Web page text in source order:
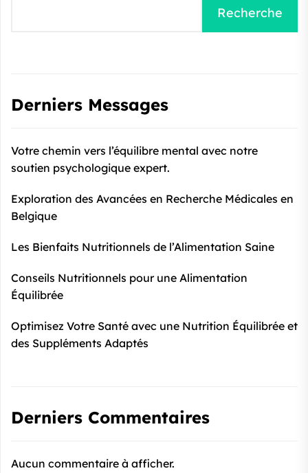
Recherche
Derniers Messages
Votre chemin vers l’équilibre mental avec notre
soutien psychologique expert.
Exploration des Avancées en Recherche Médicales en
Belgique
Les Bienfaits Nutritionnels de l’Alimentation Saine
Conseils Nutritionnels pour une Alimentation
Équilibrée
Optimisez Votre Santé avec une Nutrition Équilibrée et
des Suppléments Adaptés
Derniers Commentaires
Aucun commentaire à afficher.